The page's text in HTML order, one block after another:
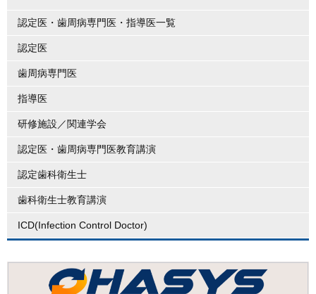
認定医・歯周病専門医・指導医一覧
認定医
歯周病専門医
指導医
研修施設／関連学会
認定医・歯周病専門医教育講演
認定歯科衛生士
歯科衛生士教育講演
ICD(Infection Control Doctor)